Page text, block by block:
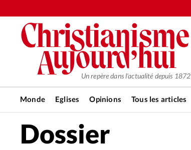
Un repère dans l'actualité depuis 1872
Monde Eglises Opinions Tous les articles
RUBRIQUES
Dossier